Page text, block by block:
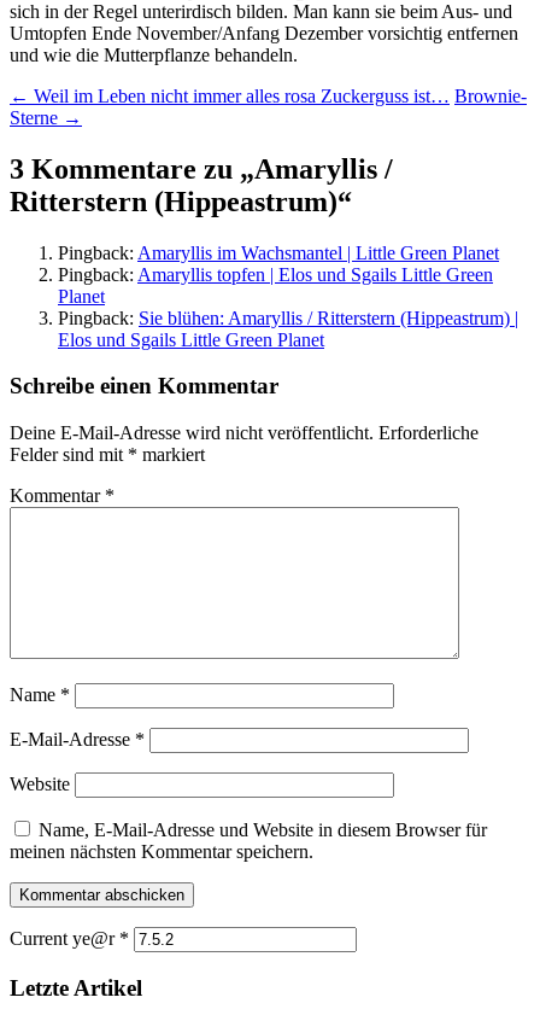
sich in der Regel unterirdisch bilden. Man kann sie beim Aus- und
Umtopfen Ende November/Anfang Dezember vorsichtig entfernen
und wie die Mutterpflanze behandeln.
Beitragsnavigation
← Weil im Leben nicht immer alles rosa Zuckerguss ist… Brownie-
Sterne →
3 Kommentare zu „Amaryllis /
Ritterstern (Hippeastrum)“
Pingback: Amaryllis im Wachsmantel | Little Green Planet
Pingback: Amaryllis topfen | Elos und Sgails Little Green
Planet
Pingback: Sie blühen: Amaryllis / Ritterstern (Hippeastrum) |
Elos und Sgails Little Green Planet
Schreibe einen Kommentar
Deine E-Mail-Adresse wird nicht veröffentlicht. Erforderliche
Felder sind mit * markiert
Kommentar *
Name *
E-Mail-Adresse *
Website
Name, E-Mail-Adresse und Website in diesem Browser für
meinen nächsten Kommentar speichern.
Current ye@r *
Letzte Artikel